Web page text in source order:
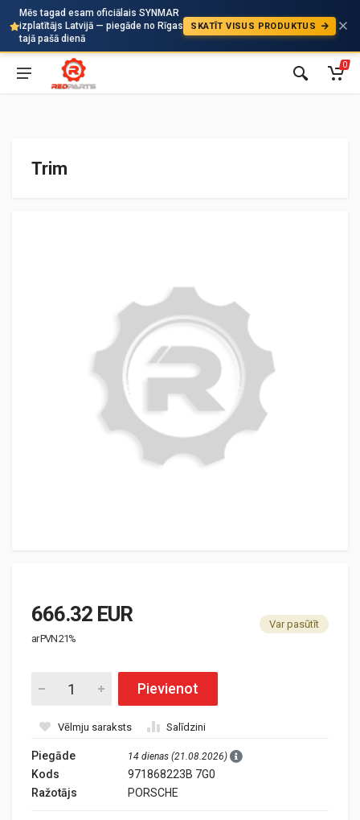
Mēs tagad esam oficiālais SYNMAR
izplatītājs Latvijā — piegāde no Rīgas
tajā pašā dienā
SKATĪT VISUS PRODUKTUS
Auto
0
Trim
666.32 EUR
ar PVN 21%
Var pasūtīt
Pievienot
Vēlmju saraksts Salīdzini
Piegāde 14 dienas (21.08.2026)
Kods
971868223B 7G0
Ražotājs
PORSCHE